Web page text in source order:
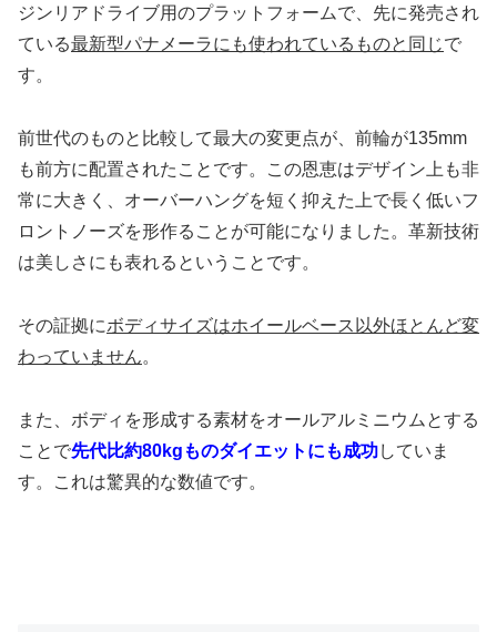
ジンリアドライブ用のプラットフォームで、先に発売され
ている最新型パナメーラにも使われているものと同じで
す。
前世代のものと比較して最大の変更点が、前輪が135mm
も前方に配置されたことです。この恩恵はデザイン上も非
常に大きく、オーバーハングを短く抑えた上で長く低いフ
ロントノーズを形作ることが可能になりました。革新技術
は美しさにも表れるということです。
その証拠にボディサイズはホイールベース以外ほとんど変
わっていません。
また、ボディを形成する素材をオールアルミニウムとする
ことで先代比約80kgものダイエットにも成功していま
す。これは驚異的な数値です。